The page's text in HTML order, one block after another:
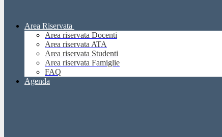
Area Riservata
Area riservata Docenti
Area riservata ATA
Area riservata Studenti
Area riservata Famiglie
FAQ
Agenda